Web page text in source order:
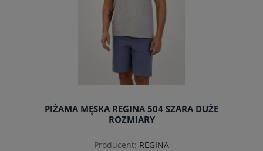
PIŻAMA MĘSKA REGINA 504 SZARA DUŻE
ROZMIARY
Producent: REGINA